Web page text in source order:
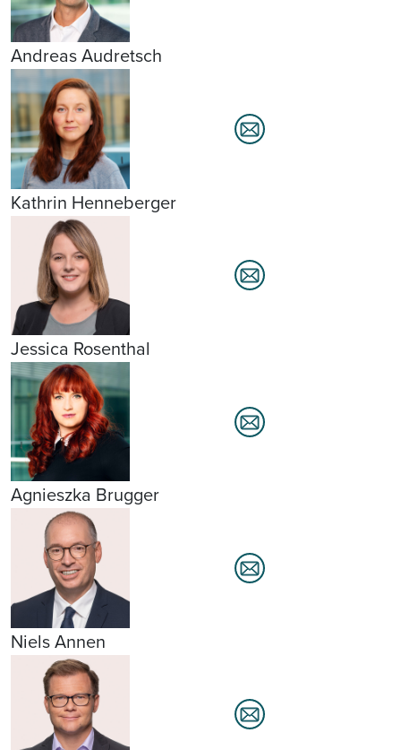
Andreas Audretsch
Kathrin Henneberger
Jessica Rosenthal
Agnieszka Brugger
Niels Annen